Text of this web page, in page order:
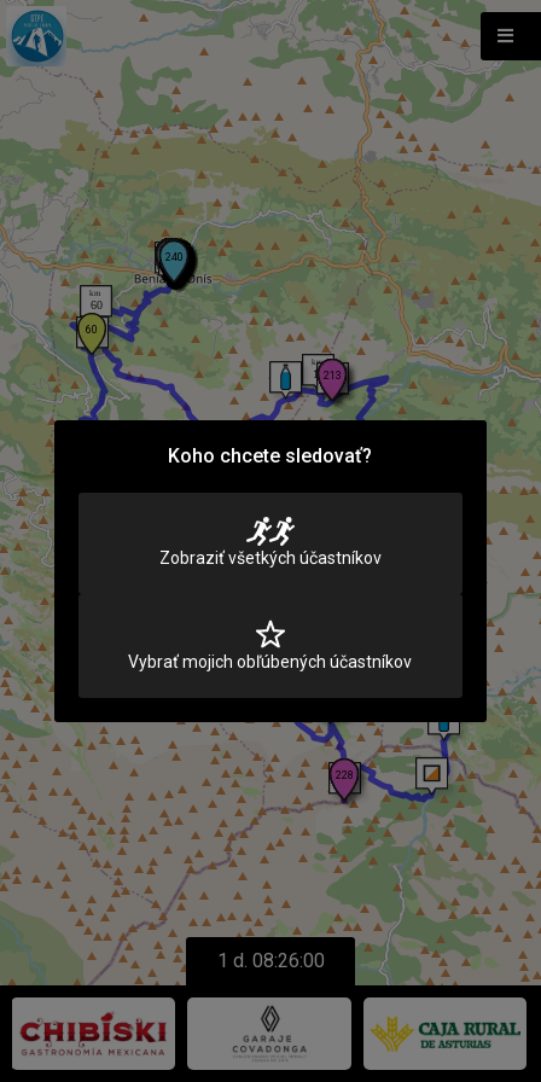
Koho chcete sledovať?
Zobraziť všetkých účastníkov
Vybrať mojich obľúbených účastníkov
Načítava sa
1 d. 08:26:00